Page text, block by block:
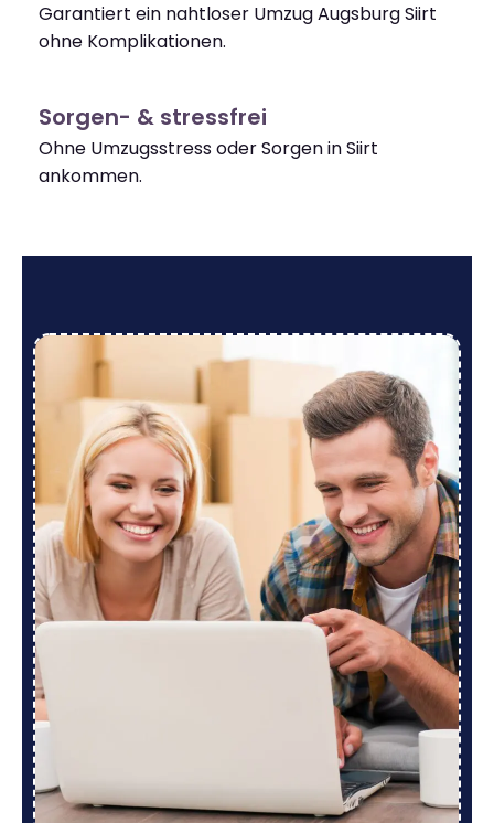
Garantiert ein nahtloser Umzug Augsburg Siirt
ohne Komplikationen.
Sorgen- & stressfrei
Ohne Umzugsstress oder Sorgen in Siirt
ankommen.